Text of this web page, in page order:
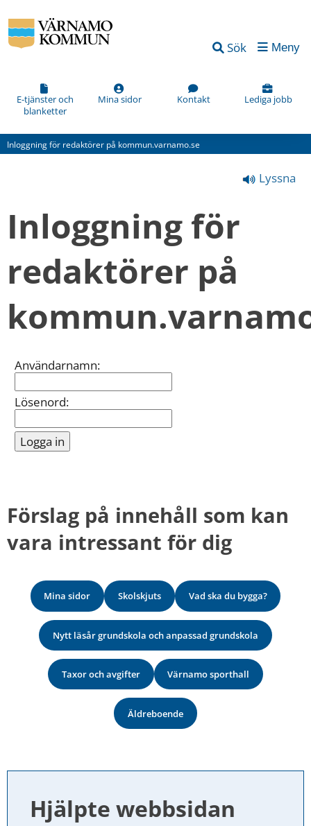
Sök Meny
E-tjänster och
blanketter
Mina sidor Kontakt Lediga jobb
Inloggning för redaktörer på kommun.varnamo.se
Lyssna
Inloggning för
redaktörer på
Inloggning
Användarnamn:
Lösenord:
Förslag på innehåll som kan
vara intressant för dig
Mina sidor Skolskjuts Vad ska du bygga?
Nytt läsår grundskola och anpassad grundskola
Taxor och avgifter Värnamo sporthall
Äldreboende
Hjälpte webbsidan
Vad
kan
förbättra
den
här
(obligatorisk)
kan
informationen
bättre
dig?
Webbadress
sidan